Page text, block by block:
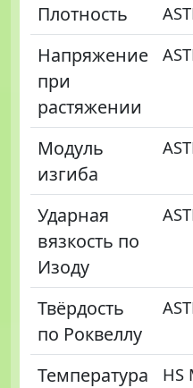
Плотность
Напряжение
при
растяжении
Модуль
изгиба
Ударная
вязкость по
Изоду
Твёрдость
по Роквеллу
Температура
HS